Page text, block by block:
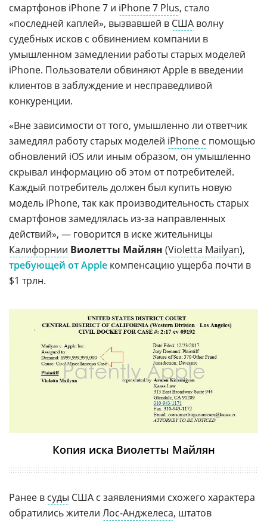
смартфонов iPhone 7 и iPhone 7 Plus, стало
«последней каплей», вызвавшей в США волну
судебных исков с обвинением компании в
умышленном замедлении работы старых моделей
iPhone. Пользователи обвиняют Apple в введении
клиентов в заблуждение и несправедливой
конкуренции.
«Вне зависимости от того, умышленно ли ответчик
замедлял работу старых моделей iPhone с помощью
обновлений iOS или иным образом, он умышленно
скрывал информацию об этом от потребителей.
Каждый потребитель должен был купить новую
модель iPhone, так как производительность старых
смартфонов замедлялась из-за направленных
действий», — говорится в иске жительницы
Калифорнии Виолетты Майлян (Violetta Mailyan),
требующей от Apple компенсацию ущерба почти в
$1 трлн.
Копия иска Виолетты Майлян
Ранее в суды США с заявлениями схожего характера
обратились жители Лос-Анджелеса, штатов